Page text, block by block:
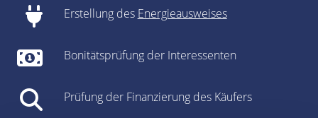
Erstellung des Energieausweises
Bonitätsprüfung der Interessenten
Prüfung der Finanzierung des Käufers